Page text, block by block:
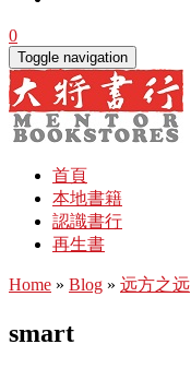
0
Toggle navigation
首頁
本地書籍
認識書行
再生書
Home » Blog » 远方之远
smart